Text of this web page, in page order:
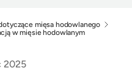
mięsa hodowlanego
w mięsie hodowlanym
2025